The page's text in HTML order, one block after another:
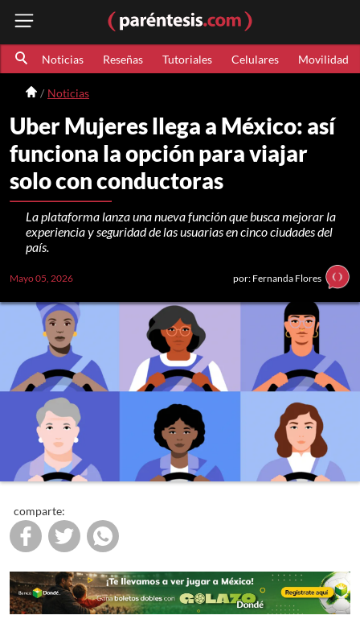
Noticias Reseñas Tutoriales Celulares Movilidad
Noticias
Uber Mujeres llega a México: así
funciona la opción para viajar
solo con conductoras
La plataforma lanza una nueva función que busca mejorar la
experiencia y seguridad de las usuarias en cinco ciudades del
país.
Mayo 05, 2026 por: Fernanda Flores
comparte: